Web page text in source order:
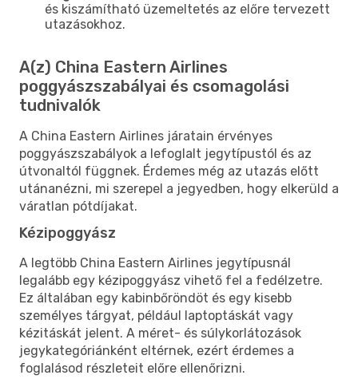
és kiszámítható üzemeltetés az előre tervezett
utazásokhoz.
A(z) China Eastern Airlines
poggyászszabályai és csomagolási
tudnivalók
A China Eastern Airlines járatain érvényes
poggyászszabályok a lefoglalt jegytípustól és az
útvonaltól függnek. Érdemes még az utazás előtt
utánanézni, mi szerepel a jegyedben, hogy elkerüld a
váratlan pótdíjakat.
Kézipoggyász
A legtöbb China Eastern Airlines jegytípusnál
legalább egy kézipoggyász vihető fel a fedélzetre.
Ez általában egy kabinbőröndöt és egy kisebb
személyes tárgyat, például laptoptáskát vagy
kézitáskát jelent. A méret- és súlykorlátozások
jegykategóriánként eltérnek, ezért érdemes a
foglalásod részleteit előre ellenőrizni.